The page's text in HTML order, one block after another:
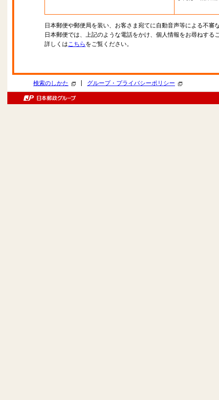
日本郵便や郵便局を装い、お客さま宛てに自動音声等による不審
日本郵便では、上記のような電話をかけ、個人情報をお尋ねする
詳しくはこちら をご覧ください。
検索のしかた グループ・プライバシーポリシー